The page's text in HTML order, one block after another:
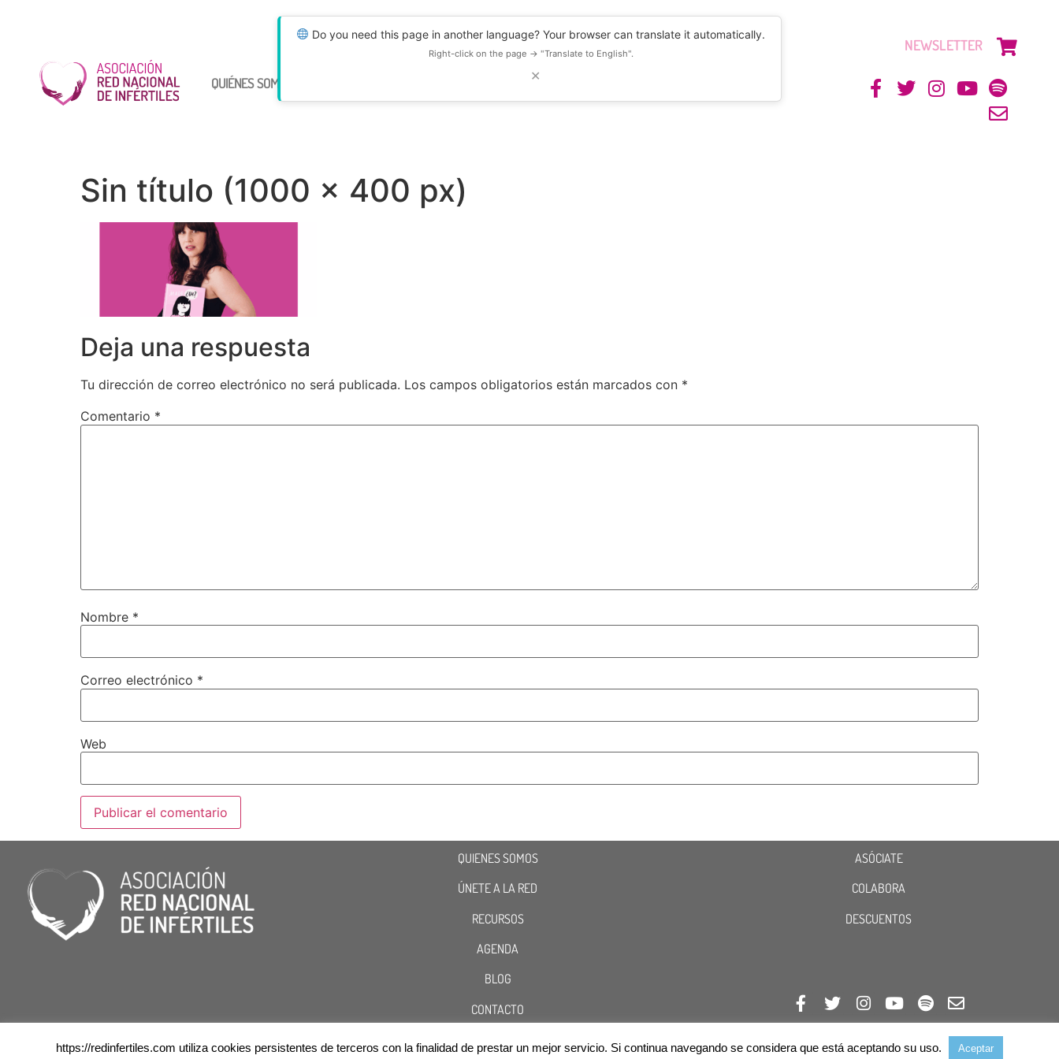
Do you need this page in another language? Your browser can translate it automatically.
Right-click on the page → "Translate to English".
✕
QUIÉNES SOMOS RECURSOS
NEWSLETTER
Sin título (1000 × 400 px)
Deja una respuesta
Tu dirección de correo electrónico no será publicada. Los campos obligatorios están marcados con *
Comentario *
Nombre *
Correo electrónico *
Web
QUIENES SOMOS
ÚNETE A LA RED
RECURSOS
AGENDA
BLOG
CONTACTO
Cookies Aviso Legal Política de Privacidad
ASÓCIATE
COLABORA
DESCUENTOS
https://redinfertiles.com utiliza cookies persistentes de terceros con la finalidad de prestar un mejor servicio. Si continua navegando se considera que está aceptando su uso. Aceptar